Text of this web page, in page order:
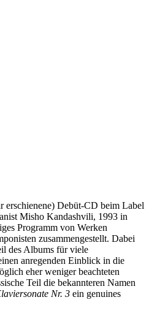
erschienene) Debüt-CD beim Label
Misho Kandashvili, 1993 in
Programm von Werken
zusammengestellt. Dabei
des Albums für viele
anregenden Einblick in die
eher weniger beachteten
Teil die bekannteren Namen
Nr. 3 ein genuines